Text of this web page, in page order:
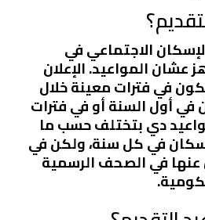
الاجتماعي في
عشان المواعيد. الإعلان
في فترات معينة خلال
في أول السنة أو في فترات
دي بتختلف حسب ما
في كل سنة، ولكن في
عنها في الصحف الرسمية